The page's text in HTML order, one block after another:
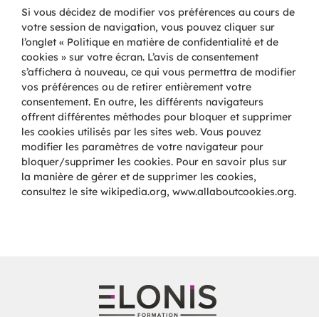
Si vous décidez de modifier vos préférences au cours de
votre session de navigation, vous pouvez cliquer sur
l’onglet « Politique en matière de confidentialité et de
cookies » sur votre écran. L’avis de consentement
s’affichera à nouveau, ce qui vous permettra de modifier
vos préférences ou de retirer entièrement votre
consentement. En outre, les différents navigateurs
offrent différentes méthodes pour bloquer et supprimer
les cookies utilisés par les sites web. Vous pouvez
modifier les paramètres de votre navigateur pour
bloquer/supprimer les cookies. Pour en savoir plus sur
la manière de gérer et de supprimer les cookies,
consultez le site wikipedia.org, www.allaboutcookies.org.